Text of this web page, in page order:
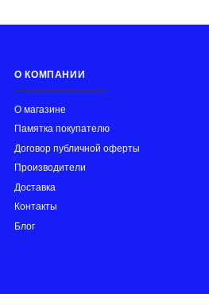
О КОМПАНИИ
О магазине
Памятка покупателю
Договор публичной оферты
Производители
Доставка
Контакты
Блог